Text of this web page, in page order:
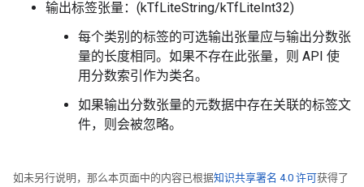
输出标签张量：(kTfLiteString/kTfLiteInt32)
每个类别的标签的可选输出张量应与输出分数张
量的长度相同。如果不存在此张量，则 API 使
用分数索引作为类名。
如果输出分数张量的元数据中存在关联的标签文
件，则会被忽略。
如未另行说明，那么本页面中的内容已根据知识共享署名 4.0 许可获得了